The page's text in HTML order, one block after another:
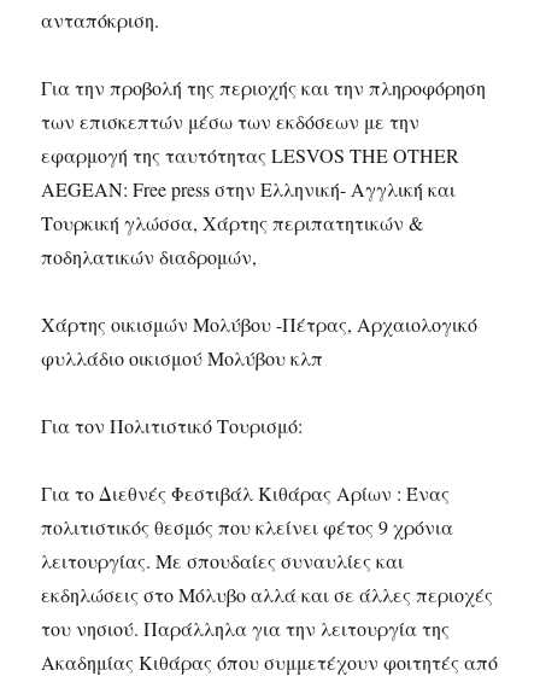
ανταπόκριση.
Για την προβολή της περιοχής και την πληροφόρηση
των επισκεπτών μέσω των εκδόσεων με την
εφαρμογή της ταυτότητας LESVOS THE OTHER
AEGEAN: Free press στην Ελληνική- Αγγλική και
Τουρκική γλώσσα, Χάρτης περιπατητικών &
ποδηλατικών διαδρομών,
Χάρτης οικισμών Μολύβου -Πέτρας, Αρχαιολογικό
φυλλάδιο οικισμού Μολύβου κλπ
Για τον Πολιτιστικό Τουρισμό:
Για το Διεθνές Φεστιβάλ Κιθάρας Αρίων : Ένας
πολιτιστικός θεσμός που κλείνει φέτος 9 χρόνια
λειτουργίας. Με σπουδαίες συναυλίες και
εκδηλώσεις στο Μόλυβο αλλά και σε άλλες περιοχές
του νησιού. Παράλληλα για την λειτουργία της
Ακαδημίας Κιθάρας όπου συμμετέχουν φοιτητές από